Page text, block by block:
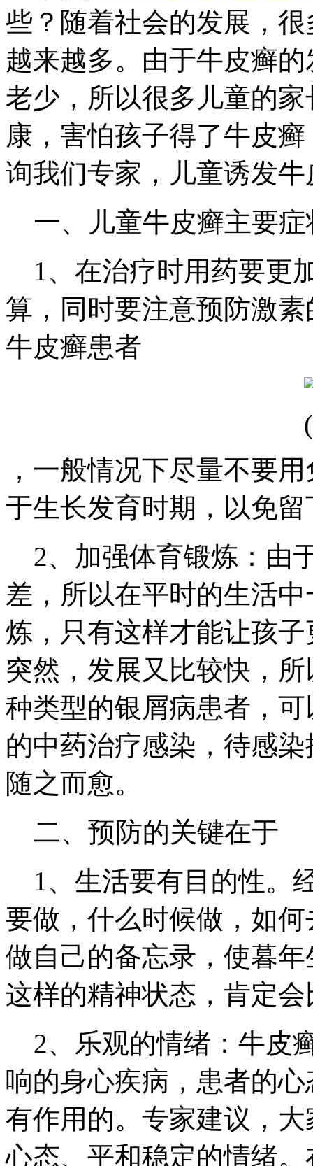
些？随着社会的发展，
越来越多。由于牛皮癣
老少，所以很多儿童的
康，害怕孩子得了牛皮
询我们专家，儿童诱发
一、儿童牛皮癣主要症
1、在治疗时用药要更
算，同时要注意预防激
牛皮癣患者
，一般情况下尽量不要
于生长发育时期，以免
2、加强体育锻炼：由
差，所以在平时的生活
炼，只有这样才能让孩
突然，发展又比较快，
种类型的银屑病患者，
的中药治疗感染，待感
随之而愈。
二、预防的关键在于
1、生活要有目的性。
要做，什么时候做，如
做自己的备忘录，使暮
这样的精神状态，肯定
2、乐观的情绪：牛皮
响的身心疾病，患者的
有作用的。专家建议，
心态、平和稳定的情绪